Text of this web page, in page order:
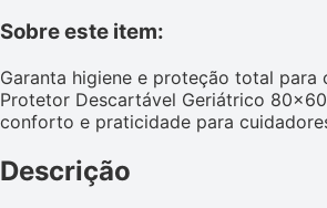
Sobre este item:
Garanta higiene e proteção total para
Protetor Descartável Geriátrico
conforto e praticidade para
Descrição